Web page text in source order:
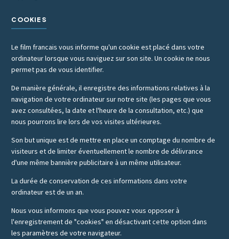
COOKIES
Le film francais vous informe qu'un cookie est placé dans votre
ordinateur lorsque vous naviguez sur son site. Un cookie ne nous
permet pas de vous identifier.
De manière générale, il enregistre des informations relatives à la
navigation de votre ordinateur sur notre site (les pages que vous
avez consultées, la date et l'heure de la consultation, etc.) que
nous pourrons lire lors de vos visites ultérieures.
Son but unique est de mettre en place un comptage du nombre de
visiteurs et de limiter éventuellement le nombre de délivrance
d'une même bannière publicitaire à un même utilisateur.
La durée de conservation de ces informations dans votre
ordinateur est de un an.
Nous vous informons que vous pouvez vous opposer à
l'enregistrement de "cookies" en désactivant cette option dans
les paramètres de votre navigateur.